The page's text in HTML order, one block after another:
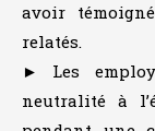
avoir
relatés.
► Les
neutralité à